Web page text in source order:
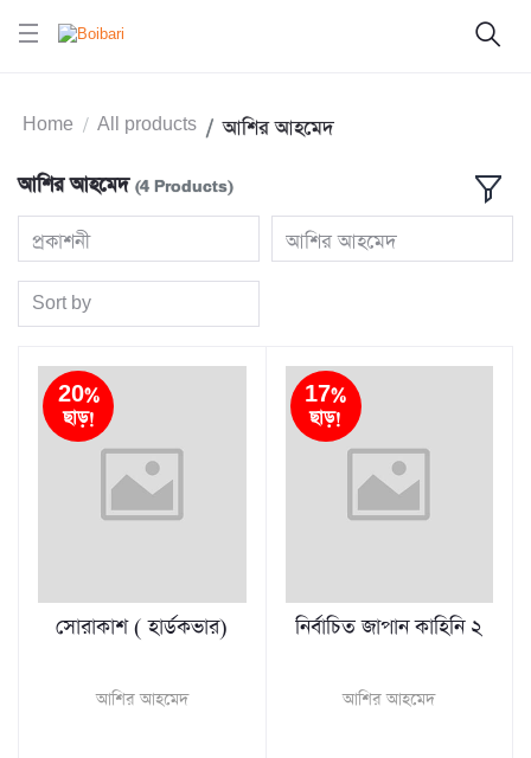
Home All products আশির আহমেদ
আশির আহমেদ (4 Products)
প্রকাশনী আশির আহমেদ
Sort by
20%
ছাড়!
সোরাকাশ ( হার্ডকভার)
আশির আহমেদ
17%
ছাড়!
নির্বাচিত জাপান কাহিনি ২
আশির আহমেদ